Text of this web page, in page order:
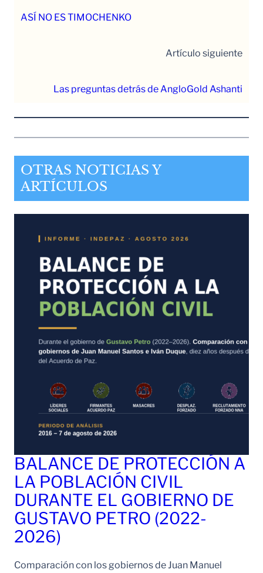
ASÍ NO ES TIMOCHENKO
Artículo siguiente
Las preguntas detrás de AngloGold Ashanti
OTRAS NOTICIAS Y
ARTÍCULOS
BALANCE DE PROTECCIÓN A
LA POBLACIÓN CIVIL
DURANTE EL GOBIERNO DE
GUSTAVO PETRO (2022-
2026)
Comparación con los gobiernos de Juan Manuel